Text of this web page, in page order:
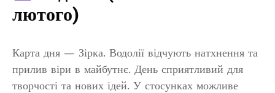
лютого)
Карта дня — Зірка. Водолії відчують натхнення та
прилив віри в майбутнє. День сприятливий для
творчості та нових ідей. У стосунках можливе